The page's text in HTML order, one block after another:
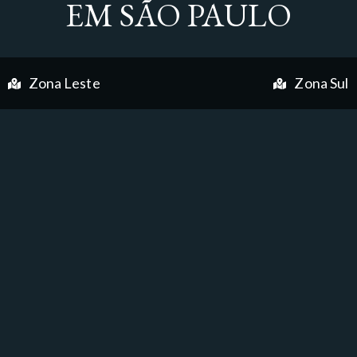
EM SÃO PAULO
Zona Leste Zona Sul